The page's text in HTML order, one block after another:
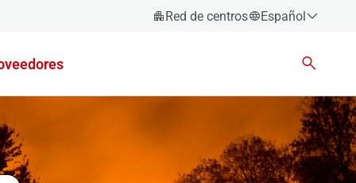
Red de centros
Español
Euskara
Valencià